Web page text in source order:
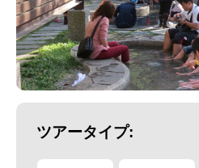
ツアータイプ: